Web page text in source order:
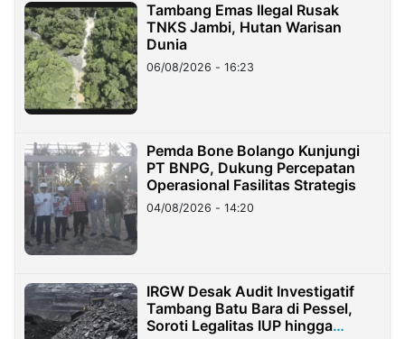
Tambang Emas Ilegal Rusak
TNKS Jambi, Hutan Warisan
Dunia
06/08/2026 - 16:23
Pemda Bone Bolango Kunjungi
PT BNPG, Dukung Percepatan
Operasional Fasilitas Strategis
04/08/2026 - 14:20
IRGW Desak Audit Investigatif
Tambang Batu Bara di Pessel,
Soroti Legalitas IUP hingga